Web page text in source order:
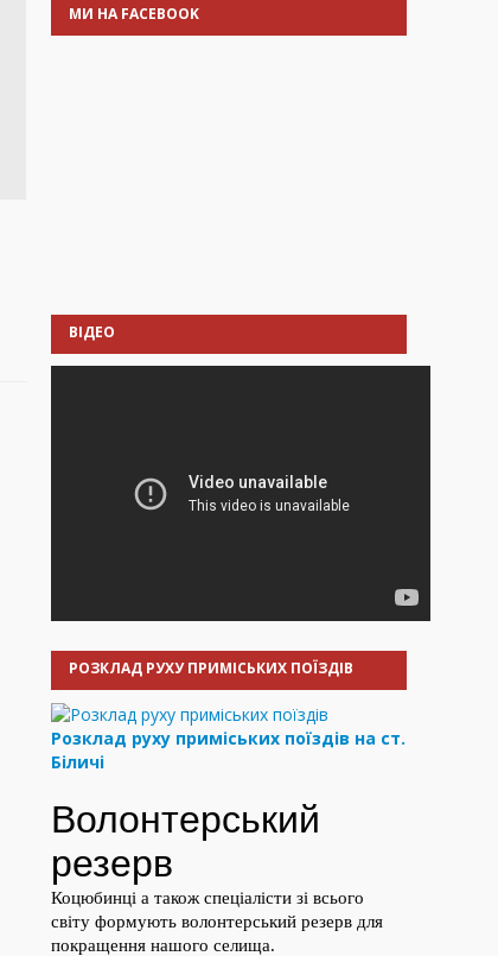
МИ НА FACEBOOK
ВІДЕО
РОЗКЛАД РУХУ ПРИМІСЬКИХ ПОЇЗДІВ
Розклад руху приміських поїздів на ст.
Біличі